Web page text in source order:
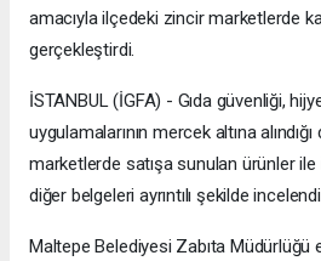
amacıyla ilçedeki zincir marketlerde
gerçekleştirdi.
İSTANBUL (İGFA) - Gıda güvenliği,
uygulamalarının mercek altına
marketlerde satışa sunulan ürünler
diğer belgeleri ayrıntılı şekilde
Maltepe Belediyesi Zabıta Müdürlüğü